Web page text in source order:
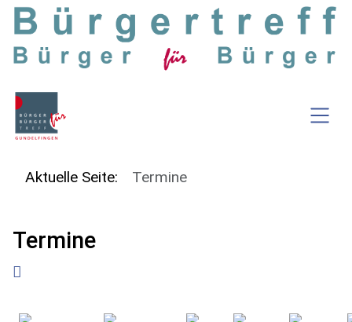
SKIP TO MAIN CONTENT
Aktuelle Seite: Termine
Termine